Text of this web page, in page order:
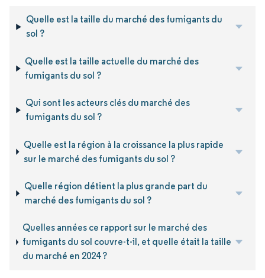
Quelle est la taille du marché des fumigants du
sol ?
Quelle est la taille actuelle du marché des
fumigants du sol ?
Qui sont les acteurs clés du marché des
fumigants du sol ?
Quelle est la région à la croissance la plus rapide
sur le marché des fumigants du sol ?
Quelle région détient la plus grande part du
marché des fumigants du sol ?
Quelles années ce rapport sur le marché des
fumigants du sol couvre-t-il, et quelle était la taille
du marché en 2024 ?